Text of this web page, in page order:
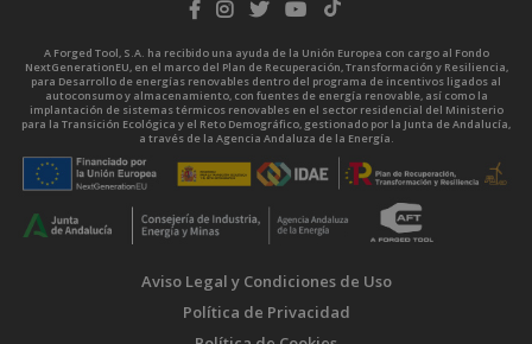
A Forged Tool, S.A. ha recibido una ayuda de la Unión Europea con cargo al Fondo
NextGenerationEU, en el marco del Plan de Recuperación, Transformación y Resiliencia,
para Desarrollo de energías renovables dentro del programa de incentivos ligados al
autoconsumo y almacenamiento, con fuentes de energía renovable, así como la
implantación de sistemas térmicos renovables en el sector residencial del Ministerio
para la Transición Ecológica y el Reto Demográfico, gestionado por la Junta de Andalucía,
a través de la Agencia Andaluza de la Energía.
Aviso Legal y Condiciones de Uso
Política de Privacidad